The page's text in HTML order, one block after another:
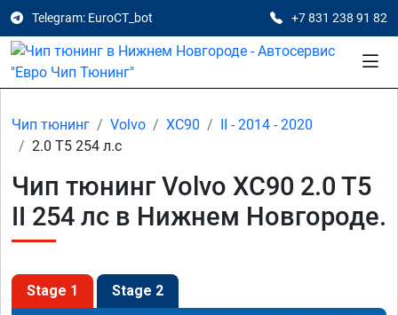
Telegram: EuroCT_bot +7 831 238 91 82
Чип тюнинг Volvo XC90
II - 2014 - 2020
2.0 T5 254 л.с
Чип тюнинг Volvo XC90 2.0 T5
II 254 лс в Нижнем Новгороде.
Stage 1 Stage 2